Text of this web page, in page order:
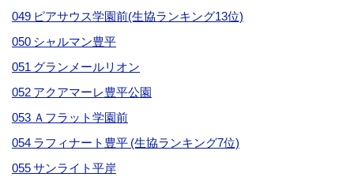
049 ピアサウス学園前(生協ランキング13位)
050 シャルマン豊平
051 グランメールリオン
052 アクアマーレ豊平公園
053 Ａフラット学園前
054 ラフィナート豊平 (生協ランキング7位)
055 サンライト平岸